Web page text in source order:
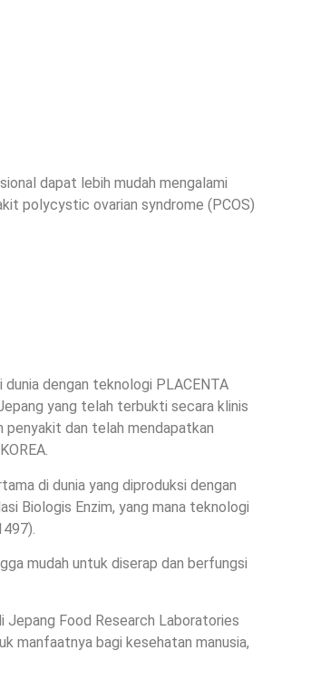
dapat lebih mudah mengalami
polycystic ovarian syndrome (PCOS)
dengan teknologi PLACENTA
yang telah terbukti secara klinis
penyakit dan telah mendapatkan
di dunia yang diproduksi dengan
Biologis Enzim, yang mana teknologi
mudah untuk diserap dan berfungsi
Jepang Food Research Laboratories
manfaatnya bagi kesehatan manusia,